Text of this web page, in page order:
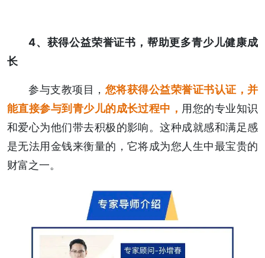
4、获得公益荣誉证书，帮助更多青少儿健康成
长
参与支教项目， 您将获得公益荣誉证书认证，并
能直接参与到青少儿的成长过程中， 用您的专业知识
和爱心为他们带去积极的影响。这种成就感和满足感
是无法用金钱来衡量的，它将成为您人生中最宝贵的
财富之一。